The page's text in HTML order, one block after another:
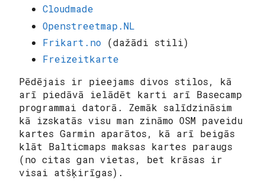
Cloudmade
Openstreetmap.NL
Frikart.no (dažādi stili)
Freizeitkarte
Pēdējais ir pieejams divos stilos, kā
arī piedāvā ielādēt karti arī Basecamp
programmai datorā. Zemāk salīdzināsim
kā izskatās visu man zināmo OSM paveidu
kartes Garmin aparātos, kā arī beigās
klāt Balticmaps maksas kartes paraugs
(no citas gan vietas, bet krāsas ir
visai atšķirīgas).